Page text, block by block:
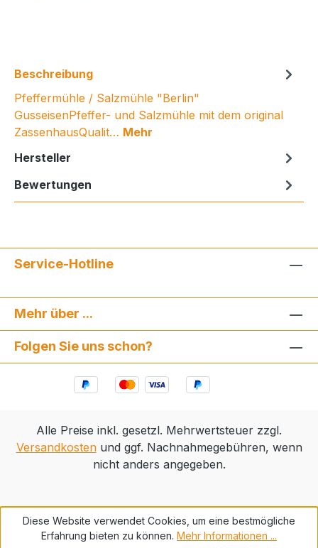
Beschreibung
Pfeffermühle / Salzmühle "Berlin"
GusseisenPfeffer- und Salzmühle mit dem original
ZassenhausQualit… Mehr
Hersteller
Bewertungen
Service-Hotline
Mehr über ...
Folgen Sie uns schon?
Alle Preise inkl. gesetzl. Mehrwertsteuer zzgl.
Versandkostenund ggf. Nachnahmegebühren, wenn
nicht anders angegeben.
Diese Website verwendet Cookies, um eine bestmögliche
Erfahrung bieten zu können. Mehr Informationen ...